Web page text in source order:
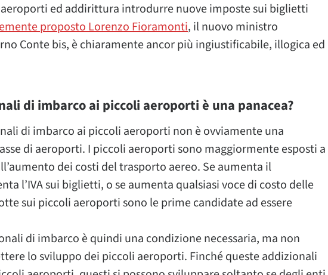
ed addirittura introdurre nuove imposte sui biglietti
proposto Lorenzo Fioramonti, il nuovo ministro
Conte bis, è chiaramente ancor più ingiustificabile, illogica ed
di imbarco ai piccoli aeroporti è una panacea?
di imbarco ai piccoli aeroporti non è ovviamente una
di aeroporti. I piccoli aeroporti sono maggiormente esposti a
dei costi del trasporto aereo. Se aumenta il
l’IVA sui biglietti, o se aumenta qualsiasi voce di costo delle
sui piccoli aeroporti sono le prime candidate ad essere
di imbarco è quindi una condizione necessaria, ma non
lo sviluppo dei piccoli aeroporti. Finché queste addizionali